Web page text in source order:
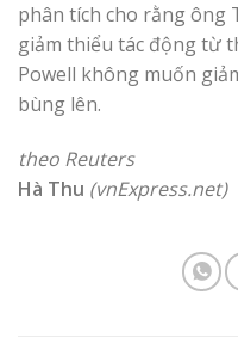
phân tích cho rằng ông
giảm thiểu tác động từ
Powell không muốn
bùng lên.
theo Reuters
Hà Thu (vnExpress.net)